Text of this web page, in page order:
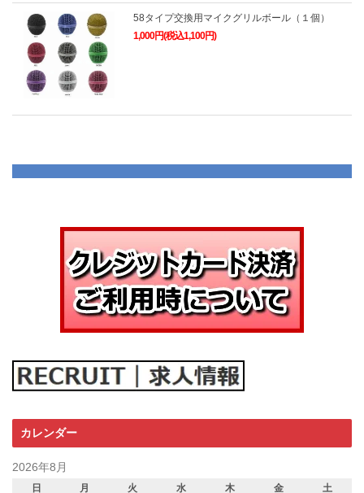
58タイプ交換用マイクグリルボール（１個）
1,000円(税込1,100円)
カレンダー
2026年8月
日 月 火 水 木 金 土